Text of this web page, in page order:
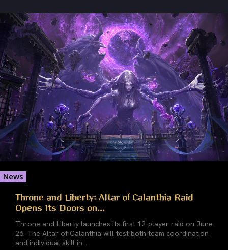
News
Throne and Liberty: Altar of Calanthia Raid
Opens Its Doors on...
Throne and Liberty launches its first 12-player raid on June
26. The Altar of Calanthia will test both team coordination
and individual skill in...